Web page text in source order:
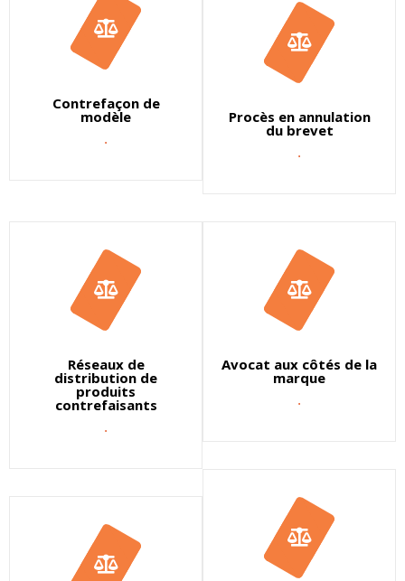
Contrefaçon de
modèle
.
Procès en annulation
du brevet
.
Réseaux de
distribution de
produits
contrefaisants
.
Avocat aux côtés de la
marque
.